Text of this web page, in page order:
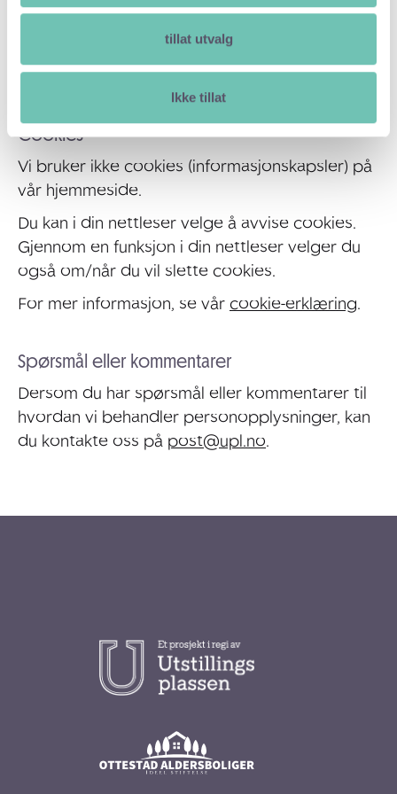
tillat utvalg
Ikke tillat
fortsatte bruk av nettsiden betyr at du godtar
de endrede personvernvilkår. Brukere av
nettsiden bør sjekke personvernerklæringen
regelmessig.
Cookies
Vi bruker ikke cookies (informasjonskapsler) på
vår hjemmeside.
Du kan i din nettleser velge å avvise cookies.
Gjennom en funksjon i din nettleser velger du
også om/når du vil slette cookies.
For mer informasjon, se vår cookie-erklæring.
Spørsmål eller kommentarer
Dersom du har spørsmål eller kommentarer til
hvordan vi behandler personopplysninger, kan
du kontakte oss på post@upl.no.